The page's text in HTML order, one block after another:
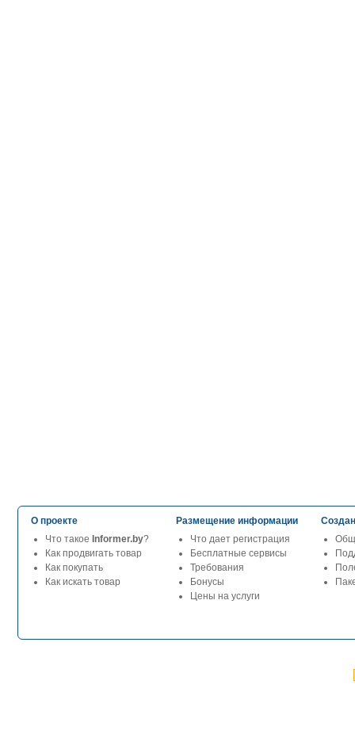
О проекте
Что такое Informer.by?
Как продвигать товар
Как покупать
Как искать товар
Размещение информации
Что дает регистрация
Бесплатные сервисы
Требования
Бонусы
Цены на услуги